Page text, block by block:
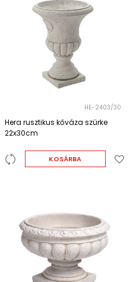
HE-2403/30
Hera rusztikus kőváza szürke
22x30cm
KOSÁRBA